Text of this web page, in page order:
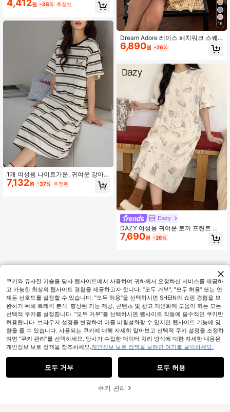
옷 드레스
4,412원 -38% 추정된
1개 여성용 나이트가운, 귀여운 강아
지 프린트 가로 줄무늬 라운드 넥 풀오
버 캐주얼 심플 홈 드레스, 관리하기
7,132원 -37% 추정된
16
Dream Adore 레이스 패치워크 스퀘
어 넥 2버튼 스트라이프 리본 프린트
니트 반팔 나이트가운
6,890원 -26%
Dazy
DAZY 여성용 귀여운 토끼 프린트 핏
캐주얼 나이트가운, 편안한 올오버 프
린트 잠옷
7,690원 -26%
51% 할인! 장바구니 담기
쿠키와 유사한 기술을 당사 웹사이트에서 사용하여 귀하께서 요청하신 서비스를 제공하
고 가능한 최상의 웹사이트 경험을 제공하고자 합니다. "모두 거부", "모두 허용" 또는 언
제든 선호도를 설정할 수 있습니다. "모두 허용"을 선택하시면 SHEIN의 쇼핑 경험을 보
완하기 위해 트래픽 분석, 향상된 기능 제공, 콘텐츠 및 광고 개인화에 도움이 되는 모든
선택적 쿠키를 설정합니다. "모두 거부"를 선택하시면 웹사이트 작동에 필수적인 쿠키만
허용됩니다. 브라우저 설정을 변경하여 이를 비활성화할 수 있지만 웹사이트 기능에 영
향을 줄 수 있습니다. 사용되는 쿠키에 대해 자세히 알아보고 선택적 쿠키 설정을 조정하
려면 "쿠키 관리"를 선택하세요. 당사가 수집한 데이터 처리 방식에 대한 자세한 내용은
개인정보 보호 정책을 참조하세요. 개인정보 보호 정책을 보려면 여기를 클릭하세요.
모두 거부 모두 허용
쿠키 관리